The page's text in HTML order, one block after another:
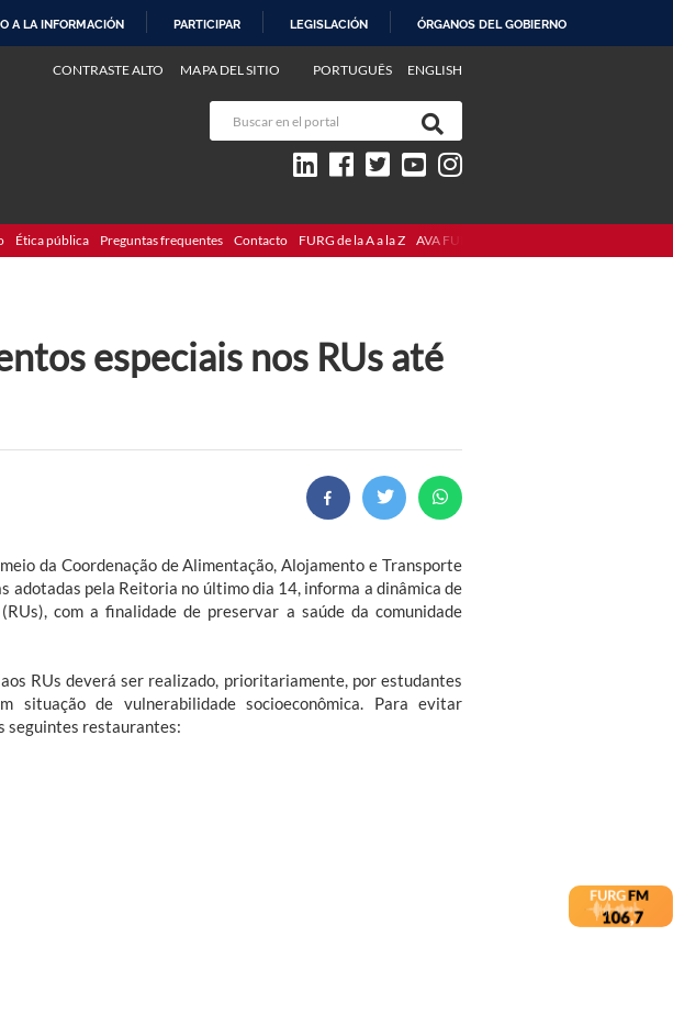
A LA INFORMACIÓN PARTICIPAR LEGISLACIÓN ÓRGANOS DEL GOBIERNO
PORTUGUÊS ENGLISH
CONTRASTE ALTO MAPA DEL SITIO
Ética pública Preguntas frequentes Contacto FURG de la A a la Z AVA FURG
especiais nos RUs até
da Coordenação de Alimentação, Alojamento e Transporte
adotadas pela Reitoria no último dia 14, informa a dinâmica de
com a finalidade de preservar a saúde da comunidade
RUs deverá ser realizado, prioritariamente, por estudantes
situação de vulnerabilidade socioeconômica. Para evitar
seguintes restaurantes: